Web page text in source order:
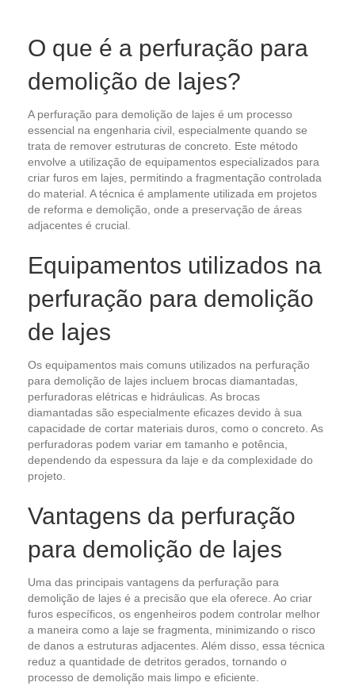
O que é a perfuração para
demolição de lajes?
A perfuração para demolição de lajes é um processo
essencial na engenharia civil, especialmente quando se
trata de remover estruturas de concreto. Este método
envolve a utilização de equipamentos especializados para
criar furos em lajes, permitindo a fragmentação controlada
do material. A técnica é amplamente utilizada em projetos
de reforma e demolição, onde a preservação de áreas
adjacentes é crucial.
Equipamentos utilizados na
perfuração para demolição
de lajes
Os equipamentos mais comuns utilizados na perfuração
para demolição de lajes incluem brocas diamantadas,
perfuradoras elétricas e hidráulicas. As brocas
diamantadas são especialmente eficazes devido à sua
capacidade de cortar materiais duros, como o concreto. As
perfuradoras podem variar em tamanho e potência,
dependendo da espessura da laje e da complexidade do
projeto.
Vantagens da perfuração
para demolição de lajes
Uma das principais vantagens da perfuração para
demolição de lajes é a precisão que ela oferece. Ao criar
furos específicos, os engenheiros podem controlar melhor
a maneira como a laje se fragmenta, minimizando o risco
de danos a estruturas adjacentes. Além disso, essa técnica
reduz a quantidade de detritos gerados, tornando o
processo de demolição mais limpo e eficiente.